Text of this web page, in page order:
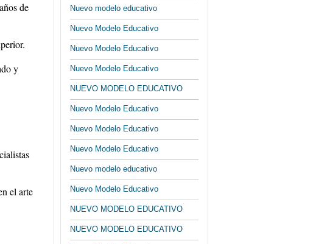
de
y
el arte
Nuevo modelo educativo
Nuevo Modelo Educativo
Nuevo Modelo Educativo
Nuevo Modelo Educativo
NUEVO MODELO EDUCATIVO
Nuevo Modelo Educativo
Nuevo Modelo Educativo
Nuevo Modelo Educativo
Nuevo modelo educativo
Nuevo Modelo Educativo
NUEVO MODELO EDUCATIVO
NUEVO MODELO EDUCATIVO